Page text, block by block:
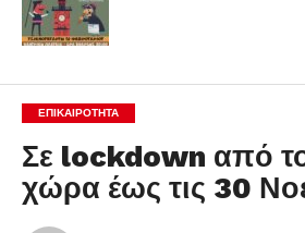
ΕΠΙΚΑΙΡΟΤΗΤΑ
Σε lockdown από
χώρα έως τις 30